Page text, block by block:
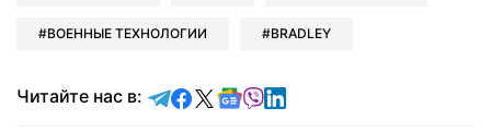
ВОЕННЫЕ ТЕХНОЛОГИИ BRADLEY
Читайте нас в: Читайте в Telegram
Читайте в Facebook
Читайте в X
Читайте в Google news
Читайте в Viber
Читайте в LinkedIn